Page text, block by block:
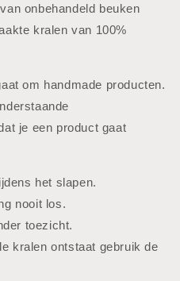
onbehandeld beuken
kralen van 100%
om handmade producten.
je een product gaat
het slapen.
nooit los.
toezicht.
kralen ontstaat gebruik de